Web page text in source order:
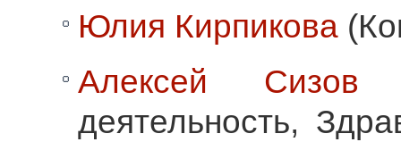
Юлия Кирпикова
Алексей Сизов
деятельность,